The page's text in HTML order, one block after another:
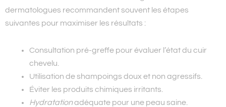
dermatologues recommandent souvent les étapes
suivantes pour maximiser les résultats :
Consultation pré-greffe pour évaluer l’état du cuir
chevelu.
Utilisation de shampoings doux et non agressifs.
Éviter les produits chimiques irritants.
Hydratationadéquate pour une peau saine.